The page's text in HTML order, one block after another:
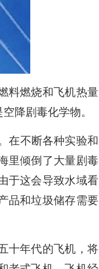
料燃烧和飞机热量
降剧毒化学物。
在不断各种实验和
里倾倒了大量剧毒
于这会导致水域看
品和垃圾储存需要
十年代的飞机，将